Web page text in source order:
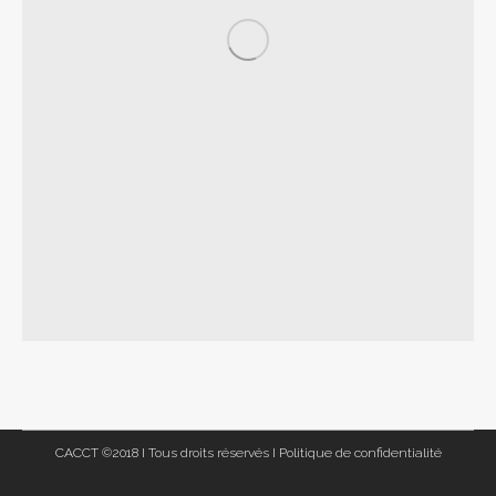
CACCT ©2018 I Tous droits réservés I Politique de confidentialité